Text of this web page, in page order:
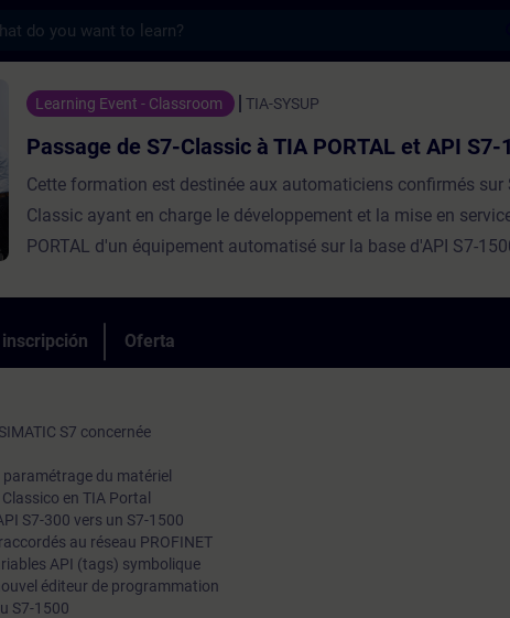
S7-Classic à TIA PORTAL et API S7-
Learning Event - Classroom TIA-SYSUP
Passage de S7-Classic à TIA PORTAL et API S7-
Cette formation est destinée aux automaticiens confirmés sur
Classic ayant en charge le développement et la mise en
PORTAL d'un équipement automatisé sur la base d'API S7-
Professional et WinCC-Advanced. Ce cours présente les
majeures entre SIMATIC Manager et TIA Portal, et entre la
connaissances STEP7 sur la nouvelle plateforme TIA-
max12Evaluation des acquisOuiEligible CPF
Call+ ⓘOuiTest de prérequisConnaissances programmation
Oferta
S7 concernée
du matériel
en TIA Portal
S7-300 vers un S7-1500
au réseau PROFINET
API (tags) symbolique
éditeur de programmation
S7-1500